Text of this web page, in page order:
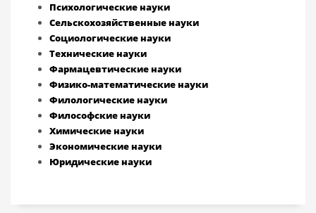
Психологические науки
Сельскохозяйственные науки
Социологические науки
Технические науки
Фармацевтические науки
Физико-математические науки
Филологические науки
Философские науки
Химические науки
Экономические науки
Юридические науки